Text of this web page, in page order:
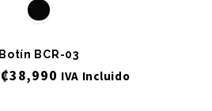
Botín BCR-03
₡38,990 IVA Incluido